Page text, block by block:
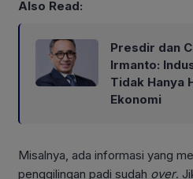
Also Read:
Presdir dan
Irmanto:
Tidak Hanya
Ekonomi
Misalnya, ada informasi yang
penggilingan padi sudah over.